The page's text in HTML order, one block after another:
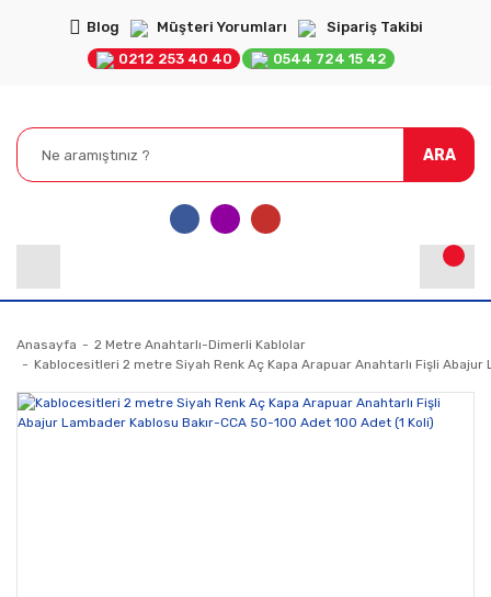
Blog Müşteri Yorumları
Sipariş Takibi
0212 253 40 40
0544 724 15 42
ARA
Anasayfa
2 Metre Anahtarlı-Dimerli Kablolar
Kablocesitleri 2 metre Siyah Renk Aç Kapa Arapuar Anahtarlı Fişli